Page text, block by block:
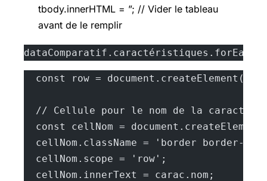
tbody.innerHTML = ”; // Vider le tableau
avant de le remplir
const row =
// Cellule pour le nom de la
const cellNom =
cellNom.className = 'border border-
  cellNom.scope = 'row';
  cellNom.innerText = carac.nom;